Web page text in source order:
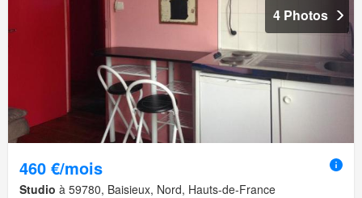
4 Photos
460 €/mois
Studio à 59780, Baisieux, Nord, Hauts-de-France